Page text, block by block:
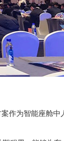
作为智能座舱中